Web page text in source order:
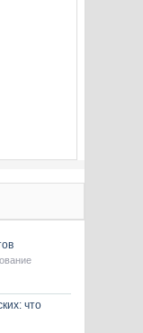
что